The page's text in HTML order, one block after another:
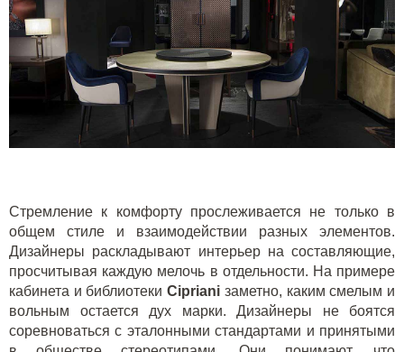
Стремление к комфорту прослеживается не только в
общем стиле и взаимодействии разных элементов.
Дизайнеры раскладывают интерьер на составляющие,
просчитывая каждую мелочь в отдельности. На примере
кабинета и библиотекиCipriani заметно, каким смелым и
вольным остается дух марки. Дизайнеры не боятся
соревноваться с эталонными стандартами и принятыми